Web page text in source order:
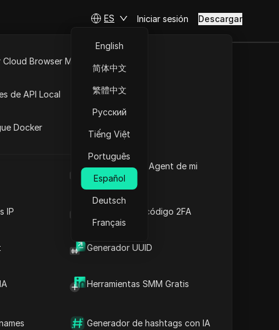
Cuál es el User Agent de mi
navegador
IP Generador de código 2FA
Generador UUID
Herramientas SMM Gratis
Generador de hashtags con IA
Browser MCP
de API Local
Docker
ES
English
简体中文
繁體中文
Русский
Tiếng Việt
Português
Español
Deutsch
Français
Iniciar sesión Descargar
Bahamas